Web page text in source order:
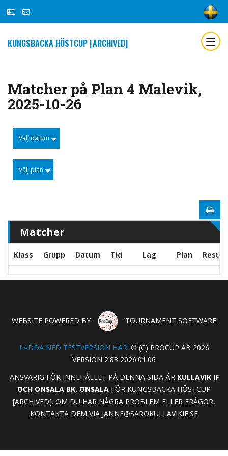
KUNGSBACKA HÖSTCUP [ARCHIVED]
Matcher på Plan 4 Malevik,
2025-10-26
Välj datum
Välj plan
Matcher
Klass Grupp Datum Tid Lag Plan
WEBSITE POWERED BY TOURNAMENT SOFTWARE
LADDA NED TESTVERSION HÄR! © (C) PROCUP AB 2026
VERSION 2.83 2026.01.06
ANSVARIG FÖR INNEHÅLLET PÅ DENNA SIDA ÄR KULLAVIK IF
OCH ONSALA BK, ONSALA FÖR KUNGSBACKA HÖSTCUP
[ARCHIVED]. OM DU HAR NÅGRA PROBLEM ELLER FRÅGOR,
KONTAKTA DEM VIA JANNE@SAROKULLAVIKIF.SE